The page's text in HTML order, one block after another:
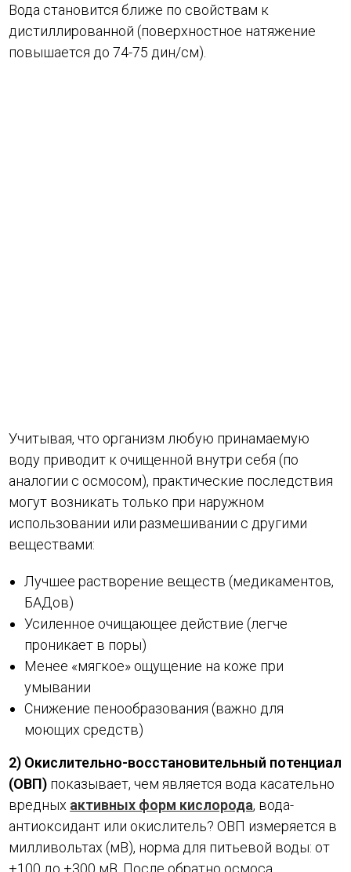
Вода становится ближе по свойствам к
дистиллированной (поверхностное натяжение
повышается до 74-75 дин/см).
Учитывая, что организм любую принамаемую
воду приводит к очищенной внутри себя (по
аналогии с осмосом), практические последствия
могут возникать только при наружном
использовании или размешивании с другими
веществами:
Лучшее растворение веществ (медикаментов,
БАДов)
Усиленное очищающее действие (легче
проникает в поры)
Менее «мягкое» ощущение на коже при
умывании
Снижение пенообразования (важно для
моющих средств)
2) Окислительно-восстановительный потенциал
(ОВП) показывает, чем является вода касательно
вредных активных форм кислорода, вода-
антиоксидант или окислитель? ОВП измеряется в
милливольтах (мВ), норма для питьевой воды: от
+100 до +300 мВ. После обратно осмоса